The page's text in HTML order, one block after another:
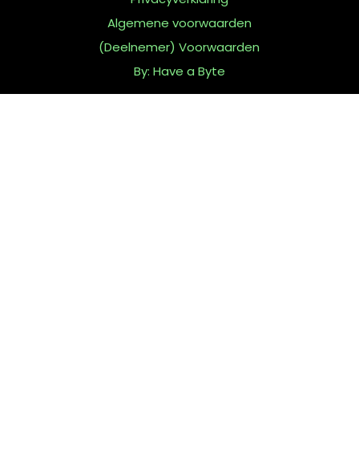
Algemene voorwaarden
(Deelnemer) Voorwaarden
By: Have a Byte